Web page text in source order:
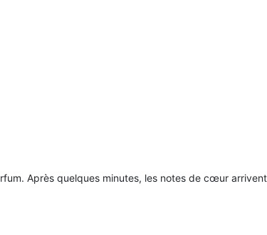
Après quelques minutes, les notes de cœur